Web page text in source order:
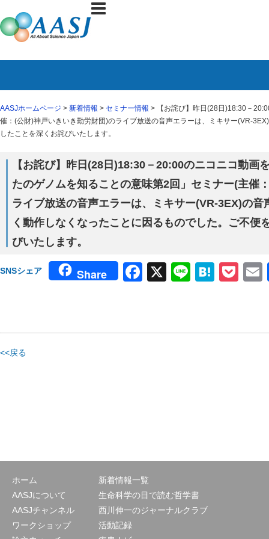
AASJホームページ > 新着情報 > セミナー情報 > 【お詫び】昨日(28日)18:30－
催：(公財)神戸いきいき勤労財団)のライブ放送の音声エラーは、ミキサー(VR-
したことを深くお詫びいたします。
【お詫び】昨日(28日)18:30－20:00のニコニコ動画
たのゲノムを知ることの意味第2回」セミナー(主催
ライブ放送の音声エラーは、ミキサー(VR-3EX)の
く動作しなくなったことに因るものでした。ご不便
びいたします。
SNSシェア Share Facebook
X Line
<<戻る
ホーム
AASJについて
AASJチャンネル
ワークショップ
新着情報一覧
生命科学の目で読む哲学書
西川伸一のジャーナルクラブ
活動記録